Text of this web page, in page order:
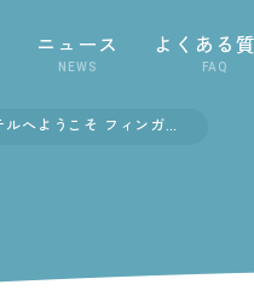
ニュース
NEWS
よくある
FAQ
ハズビン・ホテルへようこそ フィンガーパペット③